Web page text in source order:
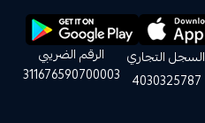
السجل التجاري
4030325787
الرقم الضريبي
311676590700003